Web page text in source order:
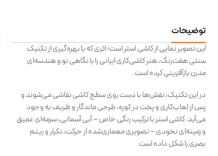
توضیحات
این تصویر نمایی از کاشی استر است؛ اثری که با بهره‌گیری از تکنیک
سنتی هفت‌رنگ، هنر کاشی‌کاری ایرانی را با نگاهی نو و هندسه‌ای
مدرن بازآفرینی کرده است.
در این تکنیک، نقش‌ها با دست روی سطح کاشی نقاشی می‌شوند و
پس از لعاب‌کاری و پخت در کوره، طرحی ماندگار و ظریف به وجود
می‌آید. کاشی استر با ترکیب رنگی خاص – آبی آسمانی، سرمه‌ای عمیق
و زمینه‌ای نخودی – تصویری معماری‌شده از حرکت، تکرار و ریتم
بصری را شکل داده است.